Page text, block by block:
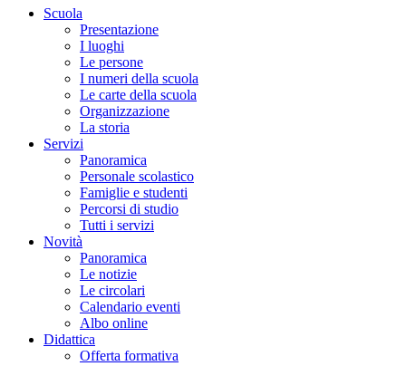
Scuola
Presentazione
I luoghi
Le persone
I numeri della scuola
Le carte della scuola
Organizzazione
La storia
Servizi
Panoramica
Personale scolastico
Famiglie e studenti
Percorsi di studio
Tutti i servizi
Novità
Panoramica
Le notizie
Le circolari
Calendario eventi
Albo online
Didattica
Offerta formativa